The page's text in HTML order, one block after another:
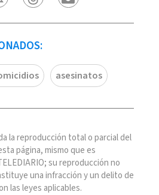
asesinatos
la reproducción total o parcial del
página, mismo que es
su reproducción no
una infracción y un delito de
las leyes aplicables.